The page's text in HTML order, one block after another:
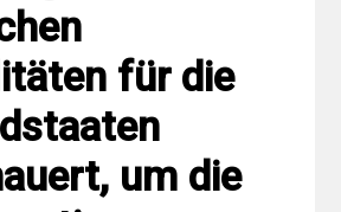
für die
um die